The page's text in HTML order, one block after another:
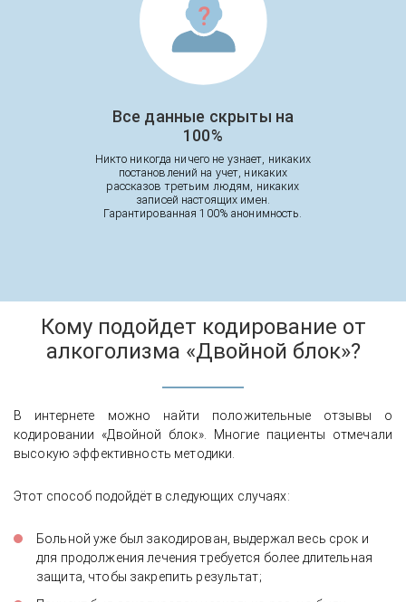
Все данные скрыты на
100%
Никто никогда ничего не узнает, никаких
постановлений на учет, никаких
рассказов третьим людям, никаких
записей настоящих имен.
Гарантированная 100% анонимность.
Кому подойдет кодирование от
алкоголизма «Двойной блок»?
В интернете можно найти положительные отзывы о
кодировании «Двойной блок». Многие пациенты отмечали
высокую эффективность методики.
Этот способ подойдёт в следующих случаях:
Больной уже был закодирован, выдержал весь срок и
для продолжения лечения требуется более длительная
защита, чтобы закрепить результат;